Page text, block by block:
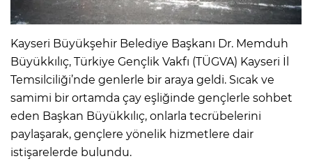
Kayseri Büyükşehir Belediye Başkanı Dr. Memduh
Büyükkılıç, Türkiye Gençlik Vakfı (TÜGVA) Kayseri İl
Temsilciliği’nde genlerle bir araya geldi. Sıcak ve
samimi bir ortamda çay eşliğinde gençlerle sohbet
eden Başkan Büyükkılıç, onlarla tecrübelerini
paylaşarak, gençlere yönelik hizmetlere dair
istişarelerde bulundu.